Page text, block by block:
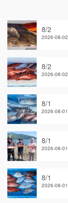
8/2
2026-08-02
8/2
2026-08-02
8/1
2026-08-01
8/1
2026-08-01
8/1
2026-08-01